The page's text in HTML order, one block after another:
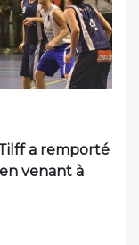
a remporté
venant à